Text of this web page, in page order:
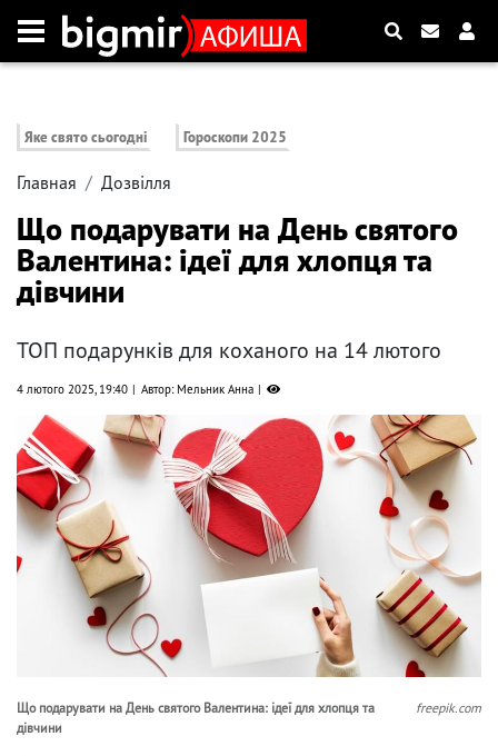
Яке свято сьогодні Гороскопи 2025
Главная Дозвілля
Що подарувати на День святого
Валентина: ідеї для хлопця та
дівчини
ТОП подарунків для коханого на 14 лютого
4 лютого 2025, 19:40 Автор: Мельник Анна
Що подарувати на День святого Валентина: ідеї для хлопця та
дівчини
freepik.com